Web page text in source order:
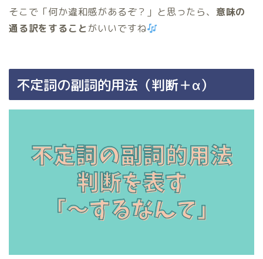
そこで「何か違和感があるぞ？」と思ったら、 意味の
通る訳をすること がいいですね
不定詞の副詞的用法（判断＋α）